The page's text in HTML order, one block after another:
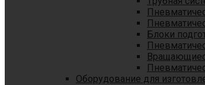
Блоки
Оборудование для